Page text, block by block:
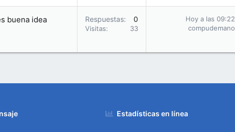
buena idea
Respuestas 0
Visitas 33
Hoy a las 09:22
compudemano
Estadísticas en línea